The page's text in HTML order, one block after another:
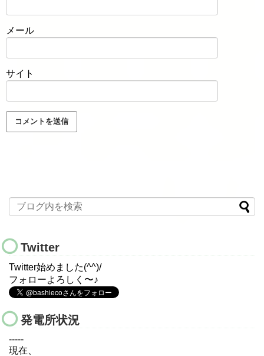
メール
サイト
Twitter
Twitter始めました(^^)/
フォローよろしく〜♪
発電所状況
-----
現在、